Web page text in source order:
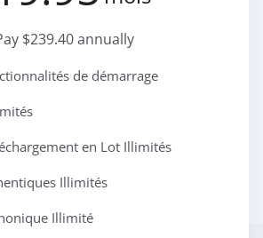
$239.40 annually
de démarrage
en Lot Illimités
Illimités
Illimité